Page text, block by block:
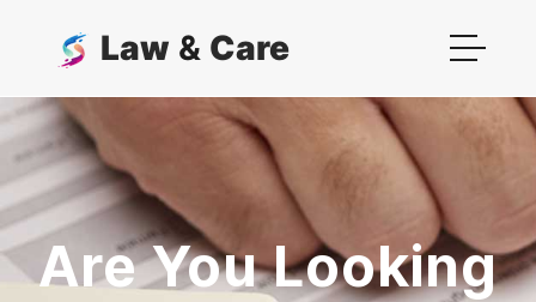
Law & Care
Are You Looking